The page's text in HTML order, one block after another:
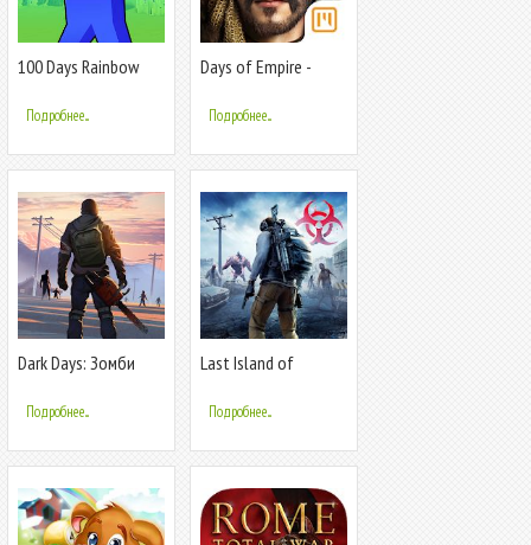
100 Days Rainbow
Подробнее...
Days of Empire -
пропадут
Подробнее...
Dark Days: Зомби
Подробнее...
Last Island of
Days
Подробнее...